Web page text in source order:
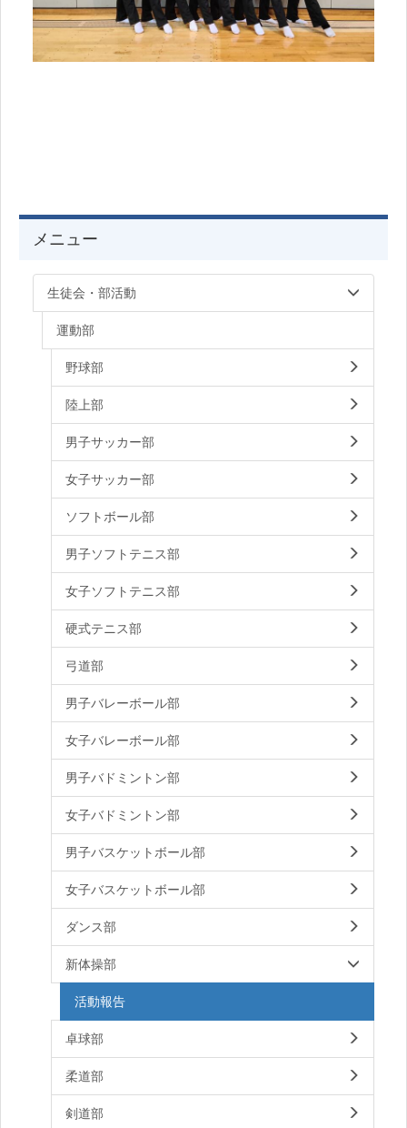
メニュー
生徒会・部活動
運動部
野球部
陸上部
男子サッカー部
女子サッカー部
ソフトボール部
男子ソフトテニス部
女子ソフトテニス部
硬式テニス部
弓道部
男子バレーボール部
女子バレーボール部
男子バドミントン部
女子バドミントン部
男子バスケットボール部
女子バスケットボール部
ダンス部
新体操部
活動報告
卓球部
柔道部
剣道部